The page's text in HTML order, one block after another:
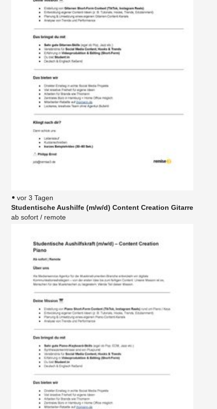
vor 3 Tagen
Studentische Aushilfe (m/w/d) Content Creation Gitarre
ab sofort / remote